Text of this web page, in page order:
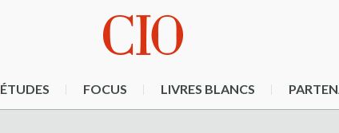
ÉTUDES FOCUS LIVRES BLANCS